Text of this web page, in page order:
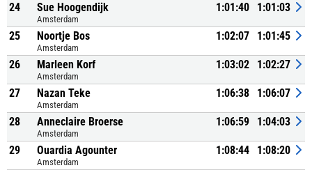
24 Sue Hoogendijk
Amsterdam
1:01:40 1:01:03
25 Noortje Bos
Amsterdam
1:02:07 1:01:45
26 Marleen Korf
Amsterdam
1:03:02 1:02:27
27 Nazan Teke
Amsterdam
1:06:38 1:06:07
28 Anneclaire Broerse
Amsterdam
1:06:59 1:04:03
29 Ouardia Agounter
Amsterdam
1:08:44 1:08:20